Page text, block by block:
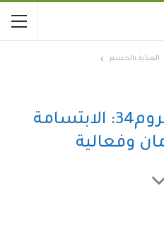
العناية بالجسم
هاي سمايل سيروم34: الابتسامة
وفعالية